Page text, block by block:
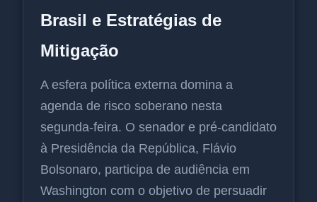
Brasil e Estratégias de
Mitigação
A esfera política externa domina a
agenda de risco soberano nesta
segunda-feira. O senador e pré-candidato
à Presidência da República, Flávio
Bolsonaro, participa de audiência em
Washington com o objetivo de persuadir